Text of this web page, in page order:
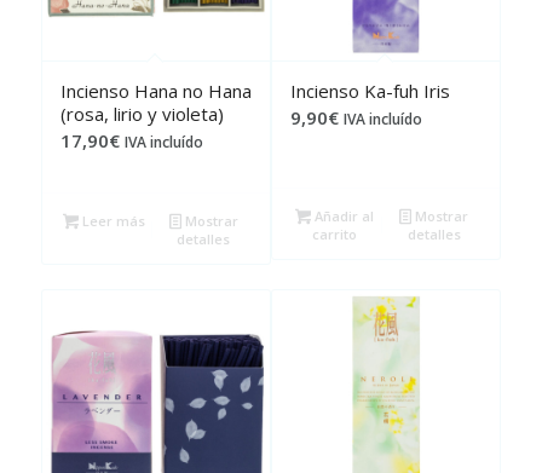
Incienso Hana no Hana
(rosa, lirio y violeta)
17,90€ IVA incluído
Leer más
Mostrar
detalles
Incienso Ka-fuh Iris
9,90€ IVA incluído
Añadir al
carrito
Mostrar
detalles